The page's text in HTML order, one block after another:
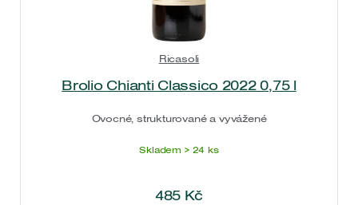
Ricasoli
Brolio Chianti Classico 2022 0,75 l
Ovocné, strukturované a vyvážené
Skladem > 24 ks
485 Kč